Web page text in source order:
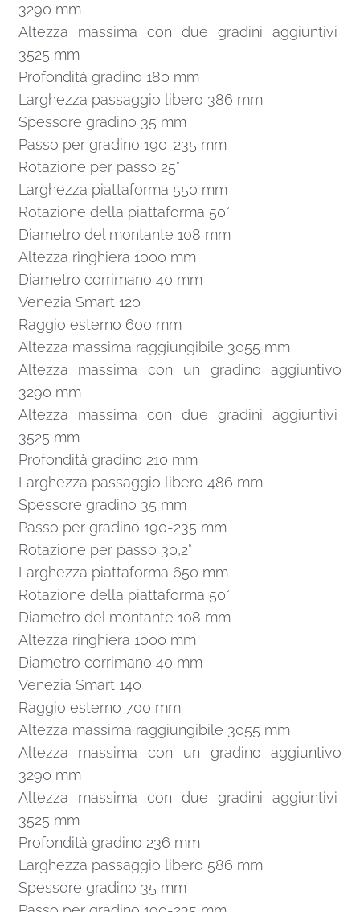
3290 mm
Altezza massima con due gradini aggiuntivi
3525 mm
Profondità gradino 180 mm
Larghezza passaggio libero 386 mm
Spessore gradino 35 mm
Passo per gradino 190-235 mm
Rotazione per passo 25°
Larghezza piattaforma 550 mm
Rotazione della piattaforma 50°
Diametro del montante 108 mm
Altezza ringhiera 1000 mm
Diametro corrimano 40 mm
Venezia Smart 120
Raggio esterno 600 mm
Altezza massima raggiungibile 3055 mm
Altezza massima con un gradino aggiuntivo
3290 mm
Altezza massima con due gradini aggiuntivi
3525 mm
Profondità gradino 210 mm
Larghezza passaggio libero 486 mm
Spessore gradino 35 mm
Passo per gradino 190-235 mm
Rotazione per passo 30,2°
Larghezza piattaforma 650 mm
Rotazione della piattaforma 50°
Diametro del montante 108 mm
Altezza ringhiera 1000 mm
Diametro corrimano 40 mm
Venezia Smart 140
Raggio esterno 700 mm
Altezza massima raggiungibile 3055 mm
Altezza massima con un gradino aggiuntivo
3290 mm
Altezza massima con due gradini aggiuntivi
3525 mm
Profondità gradino 236 mm
Larghezza passaggio libero 586 mm
Spessore gradino 35 mm